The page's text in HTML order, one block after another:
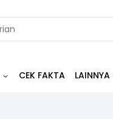
CEK FAKTA LAINNYA